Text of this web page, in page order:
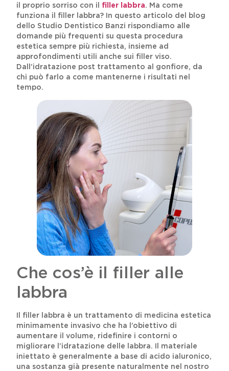
il proprio sorriso con il filler labbra. Ma come
funziona il filler labbra? In questo articolo del blog
dello Studio Dentistico Banzi rispondiamo alle
domande più frequenti su questa procedura
estetica sempre più richiesta, insieme ad
approfondimenti utili anche sui filler viso.
Dall’idratazione post trattamento al gonfiore, da
chi può farlo a come mantenerne i risultati nel
tempo.
Che cos’è il filler alle
labbra
Il filler labbra è un trattamento di medicina estetica
minimamente invasivo che ha l’obiettivo di
aumentare il volume, ridefinire i contorni o
migliorare l’idratazione delle labbra. Il materiale
iniettato è generalmente a base di acido ialuronico,
una sostanza già presente naturalmente nel nostro